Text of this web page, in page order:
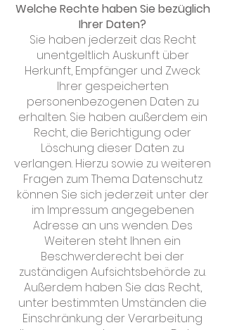
Welche Rechte haben Sie bezüglich
Ihrer Daten?
Sie haben jederzeit das Recht
unentgeltlich Auskunft über
Herkunft, Empfänger und Zweck
Ihrer gespeicherten
personenbezogenen Daten zu
erhalten. Sie haben außerdem ein
Recht, die Berichtigung oder
Löschung dieser Daten zu
verlangen. Hierzu sowie zu weiteren
Fragen zum Thema Datenschutz
können Sie sich jederzeit unter der
im Impressum angegebenen
Adresse an uns wenden. Des
Weiteren steht Ihnen ein
Beschwerderecht bei der
zuständigen Aufsichtsbehörde zu.
Außerdem haben Sie das Recht,
unter bestimmten Umständen die
Einschränkung der Verarbeitung